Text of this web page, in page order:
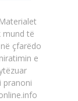
mund të
çfarëdo
e
pranoni